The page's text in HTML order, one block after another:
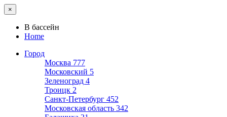
×
В бассейн
Home
Город
Москва 777
Московский 5
Зеленоград 4
Троицк 2
Санкт-Петербург 452
Московская область 342